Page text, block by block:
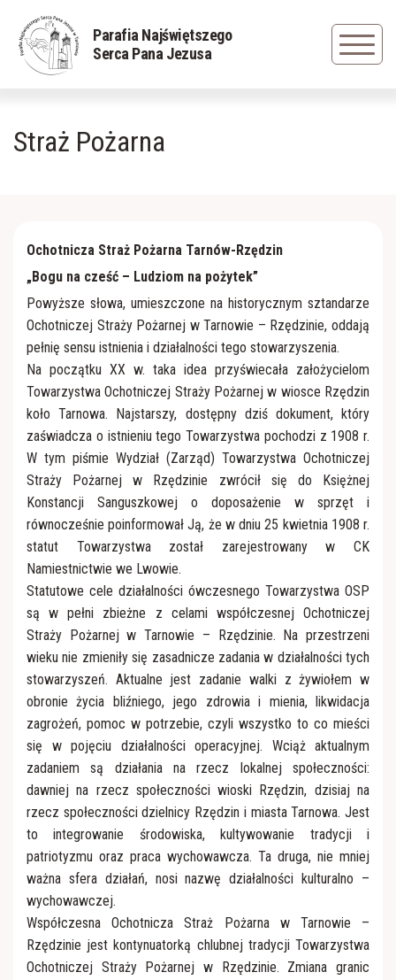
Parafia Najświętszego
Serca Pana Jezusa
Powrót
Nadzwyczajni Szafarze Komunii św.
Siostry Serafitki
Cmentarz parafialny
Straż Pożarna
Apostolat Margaretka
Nabożeństwo z modlitwą o uzdrowienie duszy i
ciała
Ratujmy małżeństwa
Kaplica szpitalna
Powrót
Zapisani w pamięci
Obraz Jezus Miłosiernego
Powrót
Caritas
Liturgiczna Służba Ołtarza
Straż Honorowa NSPJ
Odnowa w Duchu Świętym
RŚŻ "Domowy Kościół"
Róże Różańcowe
Rycerstwo Niepokalanej
Towarzystwo Przyjaciół WSD
Straż Pożarna
Ochotnicza Straż Pożarna Tarnów-Rzędzin
„Bogu na cześć – Ludziom na pożytek”
Powyższe słowa, umieszczone na historycznym sztandarze
Ochotniczej Straży Pożarnej w Tarnowie – Rzędzinie, oddają
pełnię sensu istnienia i działalności tego stowarzyszenia.
Na początku XX w. taka idea przyświecała założycielom
Towarzystwa Ochotniczej Straży Pożarnej w wiosce Rzędzin
koło Tarnowa. Najstarszy, dostępny dziś dokument, który
zaświadcza o istnieniu tego Towarzystwa pochodzi z 1908 r.
W tym piśmie Wydział (Zarząd) Towarzystwa Ochotniczej
Straży Pożarnej w Rzędzinie zwrócił się do Księżnej
Konstancji Sanguszkowej o doposażenie w sprzęt i
równocześnie poinformował Ją, że w dniu 25 kwietnia 1908 r.
statut Towarzystwa został zarejestrowany w CK
Namiestnictwie we Lwowie.
Statutowe cele działalności ówczesnego Towarzystwa OSP
są w pełni zbieżne z celami współczesnej Ochotniczej
Straży Pożarnej w Tarnowie – Rzędzinie. Na przestrzeni
wieku nie zmieniły się zasadnicze zadania w działalności tych
stowarzyszeń. Aktualne jest zadanie walki z żywiołem w
obronie życia bliźniego, jego zdrowia i mienia, likwidacja
zagrożeń, pomoc w potrzebie, czyli wszystko to co mieści
się w pojęciu działalności operacyjnej. Wciąż aktualnym
zadaniem są działania na rzecz lokalnej społeczności:
dawniej na rzecz społeczności wioski Rzędzin, dzisiaj na
rzecz społeczności dzielnicy Rzędzin i miasta Tarnowa. Jest
to integrowanie środowiska, kultywowanie tradycji i
patriotyzmu oraz praca wychowawcza. Ta druga, nie mniej
ważna sfera działań, nosi nazwę działalności kulturalno –
wychowawczej.
Współczesna Ochotnicza Straż Pożarna w Tarnowie –
Rzędzinie jest kontynuatorką chlubnej tradycji Towarzystwa
Ochotniczej Straży Pożarnej w Rzędzinie. Zmiana granic